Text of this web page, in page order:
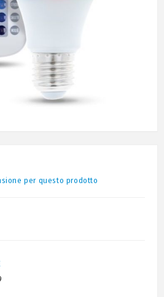
per questo prodotto